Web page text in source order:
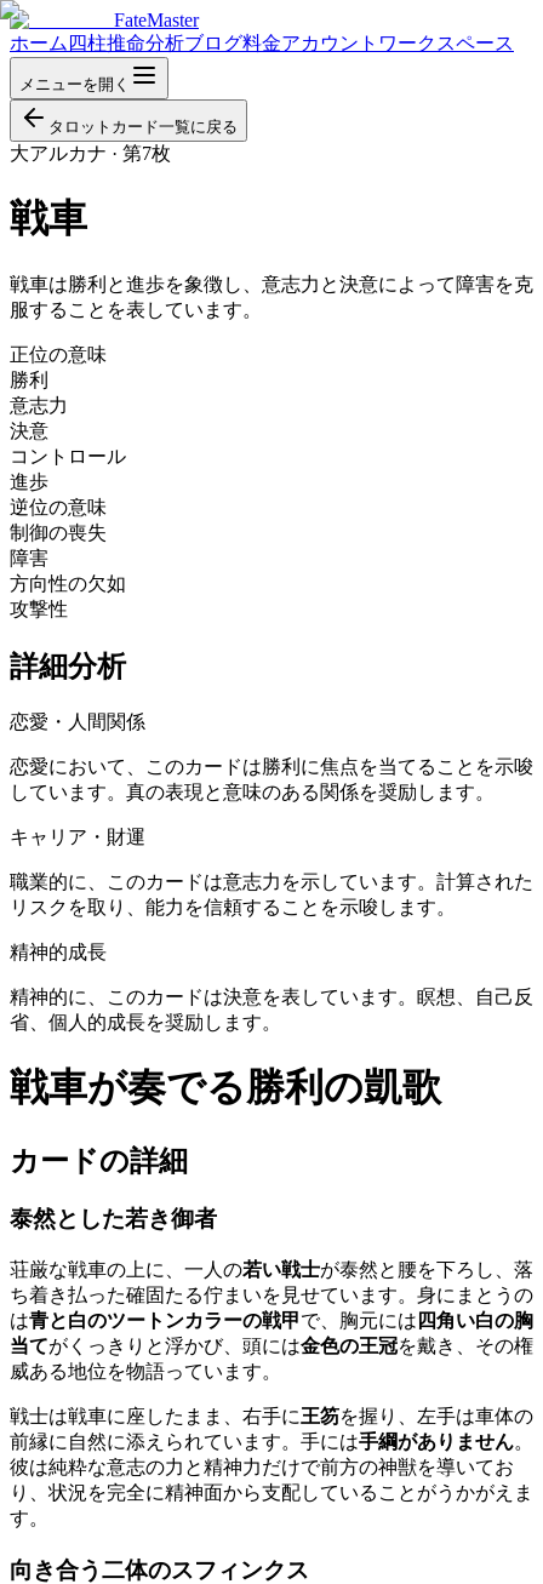
FateMaster
ホーム 四柱推命分析ブログ料金アカウント ワークスペース
メニューを開く
タロットカード一覧に戻る
大アルカナ · 第7枚
戦車
戦車は勝利と進歩を象徴し、意志力と決意によって障害を克
服することを表しています。
正位の意味
勝利
意志力
決意
コントロール
進歩
逆位の意味
制御の喪失
障害
方向性の欠如
攻撃性
詳細分析
恋愛・人間関係
恋愛において、このカードは勝利に焦点を当てることを示唆
しています。真の表現と意味のある関係を奨励します。
キャリア・財運
職業的に、このカードは意志力を示しています。計算された
リスクを取り、能力を信頼することを示唆します。
精神的成長
精神的に、このカードは決意を表しています。瞑想、自己反
省、個人的成長を奨励します。
戦車が奏でる勝利の凱歌
カードの詳細
泰然とした若き御者
荘厳な戦車の上に、一人の若い戦士が泰然と腰を下ろし、落
ち着き払った確固たる佇まいを見せています。身にまとうの
は青と白のツートンカラーの戦甲で、胸元には 四角い白の胸
当てがくっきりと浮かび、頭には金色の王冠を戴き、その権
威ある地位を物語っています。
戦士は戦車に座したまま、右手に王笏を握り、左手は車体の
前縁に自然に添えられています。手には手綱がありません。
彼は純粋な意志の力と精神力だけで前方の神獣を導いてお
り、状況を完全に精神面から支配していることがうかがえま
す。
向き合う二体のスフィンクス